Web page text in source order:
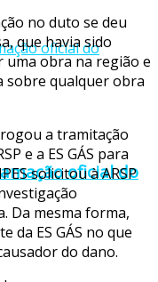
oficial do
no duto se deu
que havia sido
obra na região e
sobre qualquer obra
a tramitação
e a ES GÁS para
solicitou à ARSP
Da mesma forma,
da ES GÁS no que
do dano.